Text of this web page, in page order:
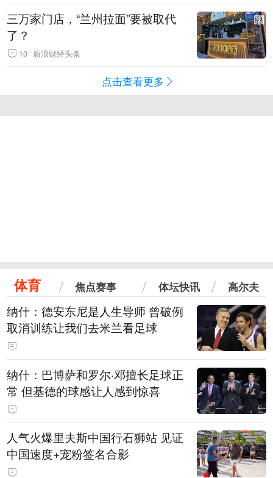
三万家门店，“兰州拉面”要被取代
了？
10 新浪财经头条
点击查看更多
体育 焦点赛事 体坛快讯 高尔夫
纳什：德安东尼是人生导师 曾破例
取消训练让我们去米兰看足球
纳什：巴博萨和罗尔·邓擅长足球正
常 但基德的球感让人感到惊喜
人气火爆里夫斯中国行石狮站 见证
中国速度+宠粉签名合影